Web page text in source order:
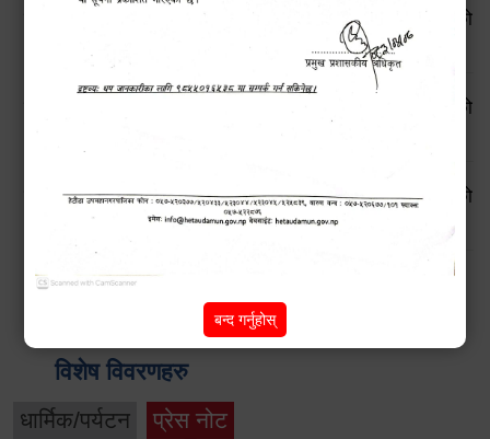
सूचनाको हक सम्बन्धी ऐन, २०६४ बमोजिमको स्वतः प्रकाशन गरिएको
आ.व. २०८१।८२ को प्रथम त्रैमासिक प्रतिवेदन
सूचनाको हक सम्बन्धी ऐन, २०६४ बमोजिमको स्वतः प्रकाशन गरिएको
सूचनाको हक सम्बन्धी ऐन, २०६४ बमोजिमको स्वतः प्रकाशन गरिएको
आ.व. २०८०।८१ को तेस्रो त्रैमासिक प्रतिवेदन
Pages1
विशेष विवरणहरु
धार्मिक/पर्यटन प्रेस नोट
बन्द गर्नुहोस्